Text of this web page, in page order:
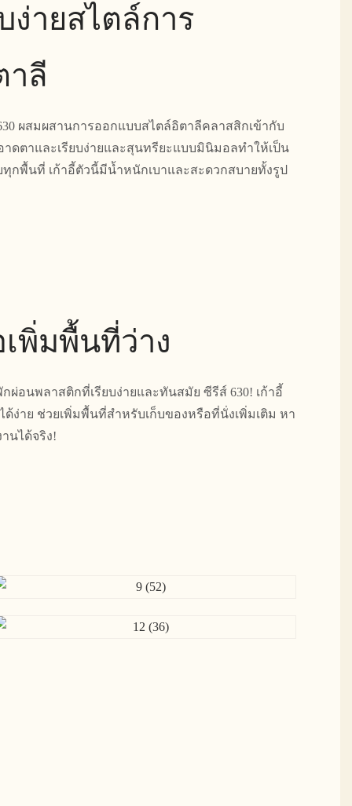
ง่ายสไตล์การ
าลี
ผสมผสานการออกแบบสไตล์อิตาลีคลาสสิกเข้ากับ
ดตาและเรียบง่ายและสุนทรียะแบบมินิมอลทำให้เป็น
กพื้นที่ เก้าอี้ตัวนี้มีน้ำหนักเบาและสะดวกสบายทั้งรูป
พิ่มพื้นที่ว่าง
อนพลาสติกที่เรียบง่ายและทันสมัย ​​ซีรีส์ 630! เก้าอี้
ง่าย ช่วยเพิ่มพื้นที่สำหรับเก็บของหรือที่นั่งเพิ่มเติม หา
นได้จริง!